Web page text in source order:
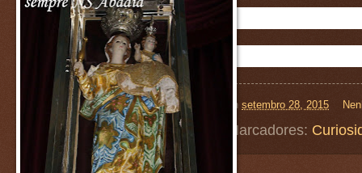
on setembro 28, 2015
Marcadores: